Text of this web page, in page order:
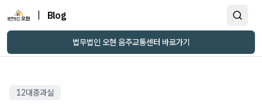
Blog
법무법인 오현 음주교통센터 바로가기
12대중과실